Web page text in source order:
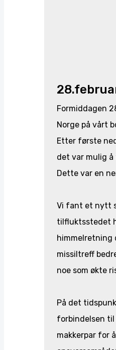
Formiddagen
Norge på vårt
Etter første
det var mulig
Dette var en
Vi fant et nytt
tilfluktsstedet
himmelretning
missiltreff
noe som økte
På det
forbindelsen til
makkerpar for